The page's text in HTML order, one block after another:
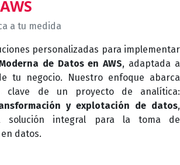
a tu medida
personalizadas para implementar
de Datos en AWS, adaptada a
tu negocio. Nuestro enfoque abarca
clave de un proyecto de analítica:
y explotación de datos,
solución integral para la toma de
datos.